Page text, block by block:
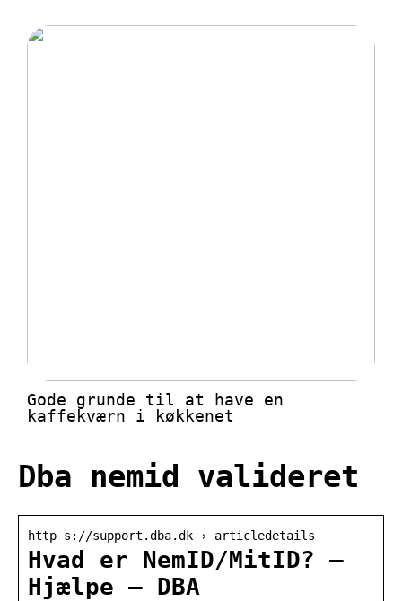
Gode grunde til at have en
kaffekværn i køkkenet
Dba nemid valideret
http s://support.dba.dk › articledetails
Hvad er NemID/MitID? –
Hjælpe – DBA